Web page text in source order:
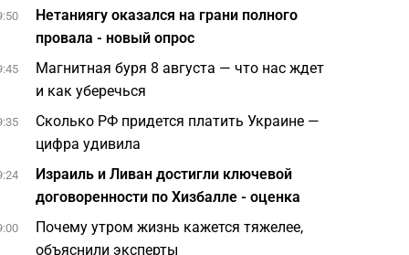
Нетаниягу оказался на грани полного
провала - новый опрос
Магнитная буря 8 августа — что нас ждет
и как уберечься
Сколько РФ придется платить Украине —
цифра удивила
Израиль и Ливан достигли ключевой
договоренности по Хизбалле - оценка
Почему утром жизнь кажется тяжелее,
объяснили эксперты